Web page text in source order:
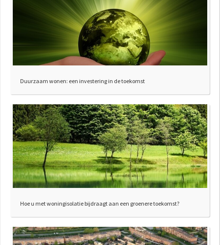
Duurzaam wonen: een investering in de toekomst
Hoe u met woningisolatie bijdraagt aan een groenere toekomst?